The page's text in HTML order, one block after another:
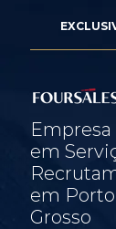
em
em
Grosso